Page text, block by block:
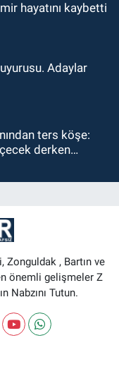
hayatını kaybetti
Adaylar
ters köşe:
derken…
Zonguldak , Bartın ve
önemli gelişmeler Z
Nabzını Tutun.